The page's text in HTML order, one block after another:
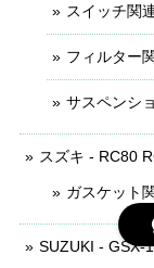
スイッチ関
フィルター
サスペンシ
スズキ - RC80
ガスケット
SUZUKI - GSX-